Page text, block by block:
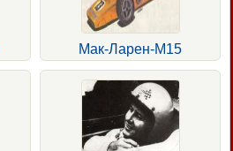
Мак-Ларен-М15